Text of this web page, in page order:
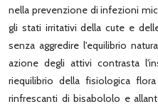
nella prevenzione di infezioni
gli stati irritativi della cute e
senza aggredire l'equilibrio
azione degli attivi contrasta
riequilibrio della fisiologica
rinfrescanti di bisabololo e